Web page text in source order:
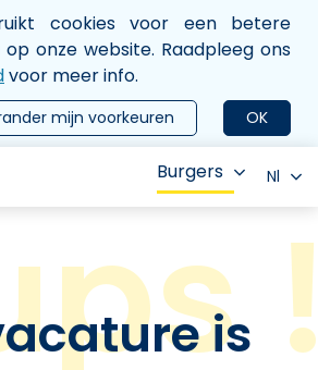
cookies voor een betere
onze website. Raadpleeg ons
voor meer info.
OK
mijn voorkeuren
Burgers Nl
is